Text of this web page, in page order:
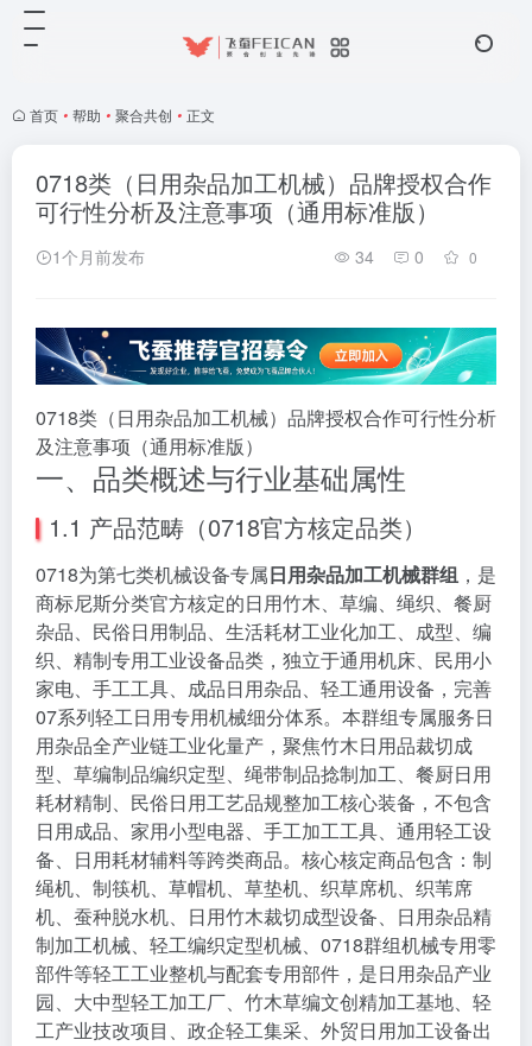
首页 • 帮助 • 聚合共创 • 正文
0718类（日用杂品加工机械）品牌授权合作
可行性分析及注意事项（通用标准版）
1个月前发布 34 0 0
0718类（日用杂品加工机械）品牌授权合作可行性分析
及注意事项（通用标准版）
一、品类概述与行业基础属性
1.1 产品范畴（0718官方核定品类）
0718为第七类机械设备专属日用杂品加工机械群组 ，是
商标尼斯分类官方核定的日用竹木、草编、绳织、餐厨
杂品、民俗日用制品、生活耗材工业化加工、成型、编
织、精制专用工业设备品类，独立于通用机床、民用小
家电、手工工具、成品日用杂品、轻工通用设备，完善
07系列轻工日用专用机械细分体系。本群组专属服务日
用杂品全产业链工业化量产，聚焦竹木日用品裁切成
型、草编制品编织定型、绳带制品捻制加工、餐厨日用
耗材精制、民俗日用工艺品规整加工核心装备，不包含
日用成品、家用小型电器、手工加工工具、通用轻工设
备、日用耗材辅料等跨类商品。核心核定商品包含：制
绳机、制筷机、草帽机、草垫机、织草席机、织苇席
机、蚕种脱水机、日用竹木裁切成型设备、日用杂品精
制加工机械、轻工编织定型机械、0718群组机械专用零
部件等轻工工业整机与配套专用部件，是日用杂品产业
园、大中型轻工加工厂、竹木草编文创精加工基地、轻
工产业技改项目、政企轻工集采、外贸日用加工设备出